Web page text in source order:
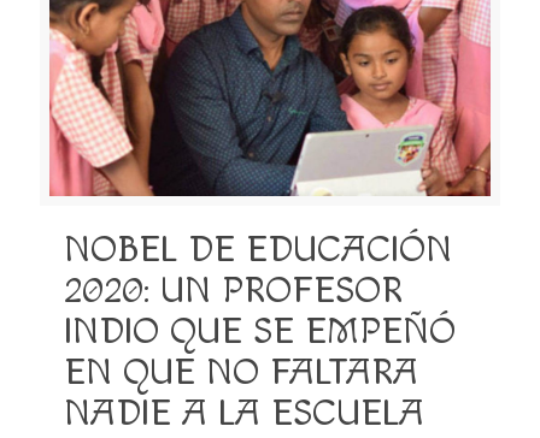
NOBEL DE EDUCACIÓN
2020: UN PROFESOR
INDIO QUE SE EMPEÑÓ
EN QUE NO FALTARA
NADIE A LA ESCUELA